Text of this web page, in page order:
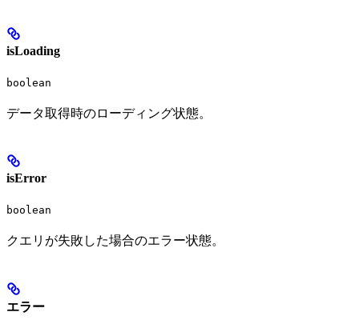
isLoading
boolean
データ取得時のローディング状態。
isError
boolean
クエリが失敗した場合のエラー状態。
エラー